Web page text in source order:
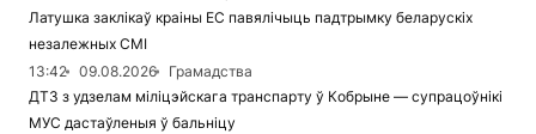
Латушка заклікаў краіны ЕС павялічыць падтрымку беларускіх
незалежных СМІ
13:42
09.08.2026
Грамадства
ДТЗ з удзелам міліцэйскага транспарту ў Кобрыне — супрацоўнікі
МУС дастаўленыя ў бальніцу